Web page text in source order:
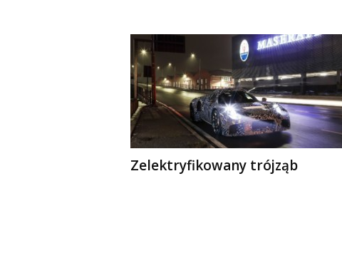
Zelektryfikowany trójząb